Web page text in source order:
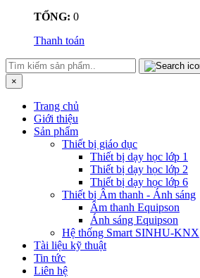
TỔNG: 0
Thanh toán
×
Trang chủ
Giới thiệu
Sản phẩm
Thiết bị giáo dục
Thiết bị dạy học lớp 1
Thiết bị dạy học lớp 2
Thiết bị dạy học lớp 6
Thiết bị Âm thanh - Ánh sáng
Âm thanh Equipson
Ánh sáng Equipson
Hệ thống Smart SINHU-KNX
Tài liệu kỹ thuật
Tin tức
Liên hệ